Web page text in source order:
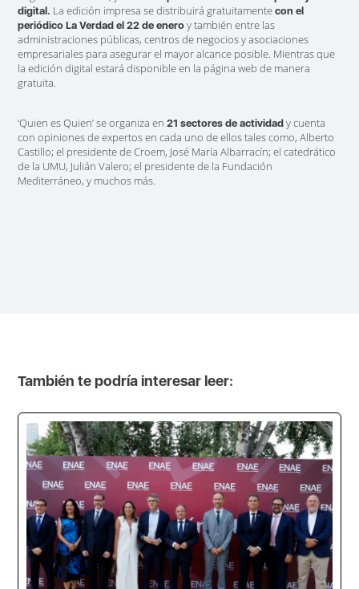
digital. La edición impresa se distribuirá gratuitamentecon el
periódico La Verdad el 22 de enero y también entre las
administraciones públicas, centros de negocios y asociaciones
empresariales para asegurar el mayor alcance posible. Mientras que
la edición digital estará disponible en la página web de manera
gratuita.
‘Quien es Quien’ se organiza en21 sectores de actividady cuenta
con opiniones de expertos en cada uno de ellos tales como, Alberto
Castillo; el presidente de Croem, José María Albarracín; el catedrático
de la UMU, Julián Valero; el presidente de la Fundación
Mediterráneo, y muchos más.
También te podría interesar leer: